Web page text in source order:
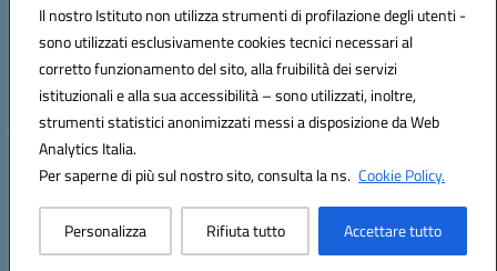
Il nostro Istituto non utilizza strumenti di profilazione degli utenti -
sono utilizzati esclusivamente cookies tecnici necessari al
corretto funzionamento del sito, alla fruibilità dei servizi
istituzionali e alla sua accessibilità – sono utilizzati, inoltre,
strumenti statistici anonimizzati messi a disposizione da Web
Analytics Italia.
Per saperne di più sul nostro sito, consulta la ns. Cookie Policy.
Personalizza Rifiuta tutto Accettare tutto
Codice fiscale: 80002860718
Codice meccanografico:FGMM00700X
Codice Indice delle Pubbliche Amministrazioni (IPA): istsc_fgmm00700x
Codice unico di fatturazione (CUF): UFP3H5
Hosting & Powered by 3D Solution S.r.l.
Concept & Design by Designers Italia